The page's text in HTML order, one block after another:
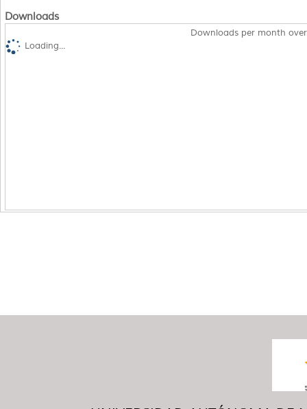
Downloads
Downloads per month
Loading...